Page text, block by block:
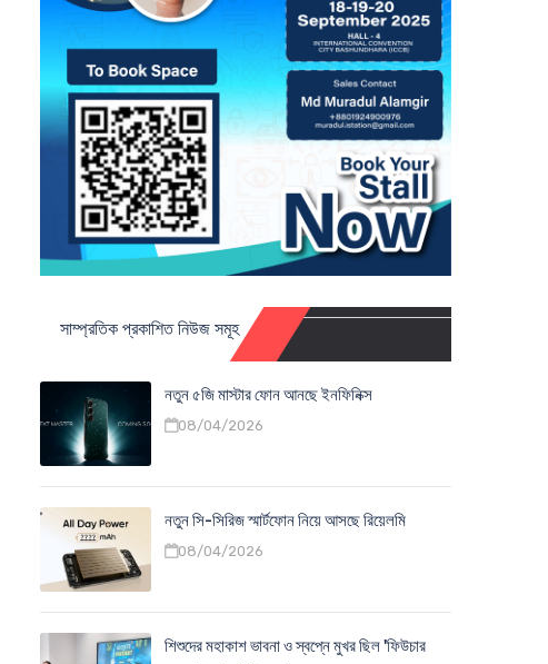
সাম্প্রতিক প্রকাশিত নিউজ সমূহ
নতুন ৫জি মাস্টার ফোন আনছে ইনফিনিক্স
08/04/2026
নতুন সি-সিরিজ স্মার্টফোন নিয়ে আসছে রিয়েলমি
08/04/2026
শিশুদের মহাকাশ ভাবনা ও স্বপ্নে মুখর ছিল 'ফিউচার